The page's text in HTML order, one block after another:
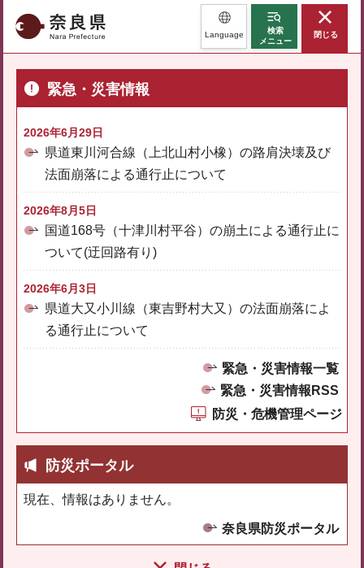
奈良県 Language
検索
メニュー
閉じる
緊急・災害情報
2026年6月29日
県道東川河合線（上北山村小橡）の路肩決壊及び
法面崩落による通行止について
2026年8月5日
国道168号（十津川村平谷）の崩土による通行止に
ついて(迂回路有り)
2026年6月3日
県道大又小川線（東吉野村大又）の法面崩落によ
る通行止について
緊急・災害情報一覧
緊急・災害情報RSS
防災・危機管理ページ
防災ポータル
現在、情報はありません。
奈良県防災ポータル